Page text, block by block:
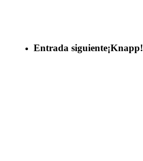
Entrada siguiente¡Knapp!